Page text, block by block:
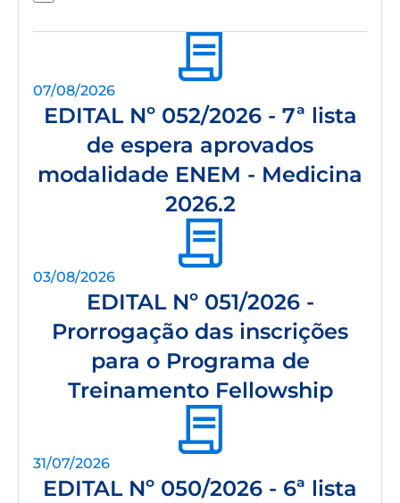
07/08/2026
EDITAL Nº 052/2026 - 7ª lista
de espera aprovados
modalidade ENEM - Medicina
2026.2
03/08/2026
EDITAL Nº 051/2026 -
Prorrogação das inscrições
para o Programa de
Treinamento Fellowship
31/07/2026
EDITAL Nº 050/2026 - 6ª lista